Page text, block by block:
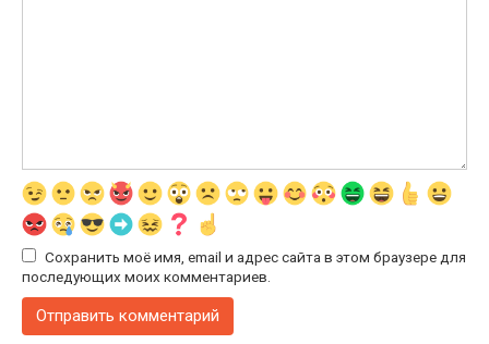
Сохранить моё имя, email и адрес сайта в этом браузере для
последующих моих комментариев.